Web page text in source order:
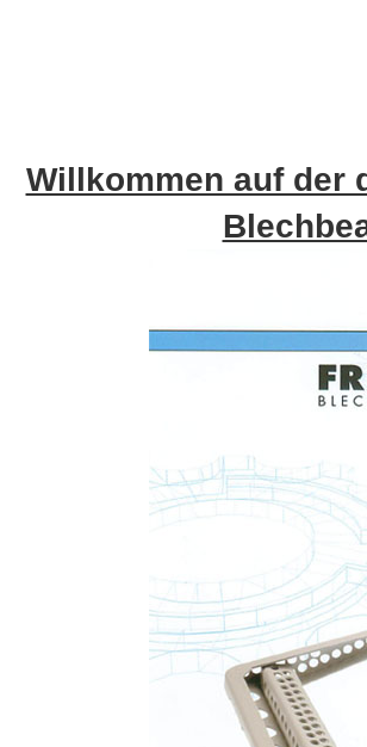
Willkommen auf der